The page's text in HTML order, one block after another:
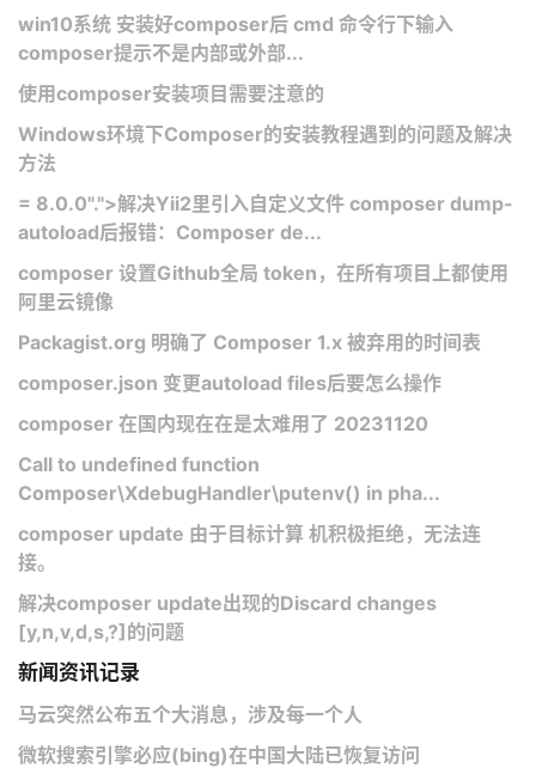
win10系统 安装好composer后 cmd 命令行下输入
composer提示不是内部或外部...
使用composer安装项目需要注意的
Windows环境下Composer的安装教程遇到的问题及解决
方法
= 8.0.0".">解决Yii2里引入自定义文件 composer dump-
autoload后报错：Composer de...
composer 设置Github全局 token，在所有项目上都使用
阿里云镜像
Packagist.org 明确了 Composer 1.x 被弃用的时间表
composer.json 变更autoload files后要怎么操作
composer 在国内现在在是太难用了 20231120
Call to undefined function
Composer\XdebugHandler\putenv() in pha...
composer update 由于目标计算 机积极拒绝，无法连
接。
解决composer update出现的Discard changes
[y,n,v,d,s,?]的问题
新闻资讯记录
马云突然公布五个大消息，涉及每一个人
微软搜索引擎必应(bing)在中国大陆已恢复访问